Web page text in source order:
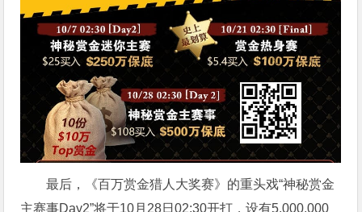
最后，《百万赏金猎人大奖赛》的重头戏“神秘赏金
主赛事Day2”将于10月28日02:30开打，设有5,000,000